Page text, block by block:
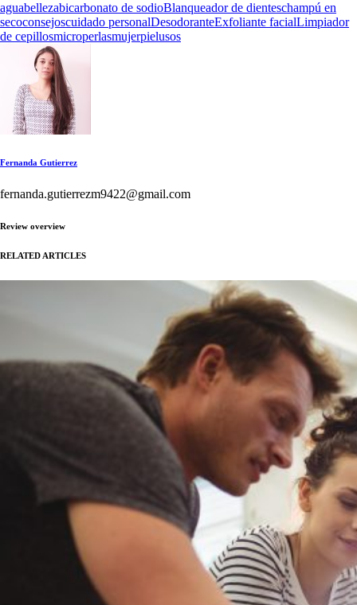
aguabellezabicarbonato de sodioBlanqueador de dienteschampú en
secoconsejoscuidado personalDesodoranteExfoliante facialLimpiador
de cepillosmicroperlasmujerpielusos
Fernanda Gutierrez
fernanda.gutierrezm9422@gmail.com
Review overview
RELATED ARTICLES